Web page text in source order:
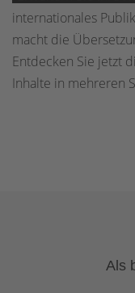
internationales
macht die
Entdecken Sie jetzt
Inhalte in mehreren
Als